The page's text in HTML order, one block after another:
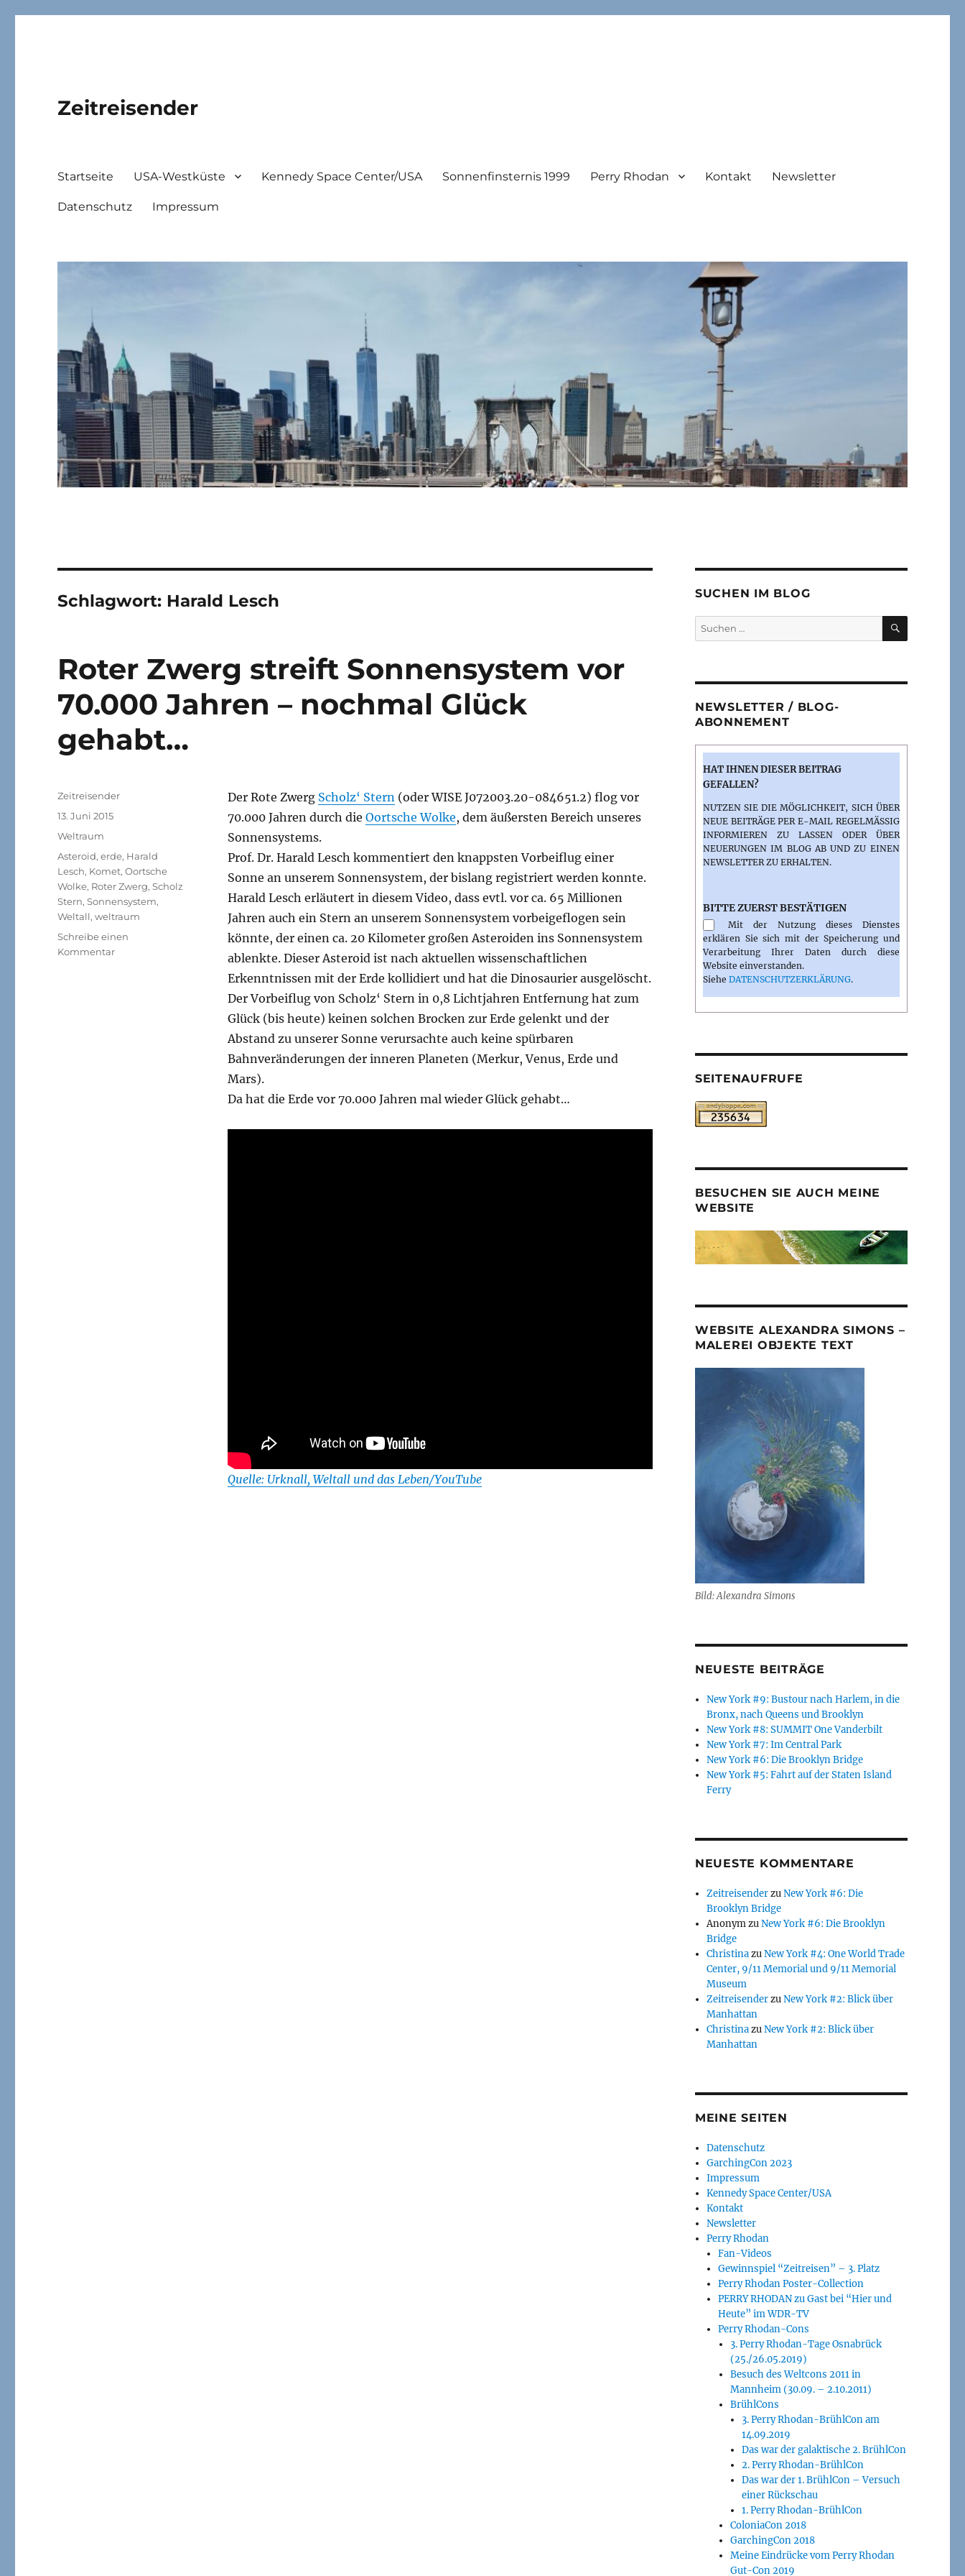
Zeitreisender
Startseite USA-Westküste Kennedy Space Center/USA Sonnenfinsternis 1999 Perry Rhodan Kontakt Newsletter
Datenschutz Impressum
Schlagwort: Harald Lesch
Roter Zwerg streift Sonnensystem vor
70.000 Jahren – nochmal Glück
gehabt…
Der Rote Zwerg Scholz‘ Stern (oder WISE J072003.20-084651.2) flog vor
70.000 Jahren durch die Oortsche Wolke, dem äußersten Bereich unseres
Sonnensystems.
Prof. Dr. Harald Lesch kommentiert den knappsten Vorbeiflug einer
Sonne an unserem Sonnensystem, der bislang registriert werden konnte.
Harald Lesch erläutert in diesem Video, dass evtl. vor ca. 65 Millionen
Jahren auch ein Stern an unserem Sonnensystem vorbeigeflogen sein
könnte, der einen ca. 20 Kilometer großen Asteroiden ins Sonnensystem
ablenkte. Dieser Asteroid ist nach aktuellen wissenschaftlichen
Erkenntnissen mit der Erde kollidiert und hat die Dinosaurier ausgelöscht.
Der Vorbeiflug von Scholz‘ Stern in 0,8 Lichtjahren Entfernung hat zum
Glück (bis heute) keinen solchen Brocken zur Erde gelenkt und der
Abstand zu unserer Sonne verursachte auch keine spürbaren
Bahnveränderungen der inneren Planeten (Merkur, Venus, Erde und
Mars).
Da hat die Erde vor 70.000 Jahren mal wieder Glück gehabt…
Quelle: Urknall, Weltall und das Leben/YouTube
Autor
Zeitreisender
Veröffentlicht
13. Juni 2015
Kategorien
Weltraum
Schlagwörter
Asteroid,erde, Harald
Lesch, Komet,Oortsche
Wolke, Roter Zwerg,Scholz
Stern,Sonnensystem,
Weltall,weltraum
Schreibe einen
Kommentarzu
SUCHEN IM BLOG
Suchen
nach:
SUCHEN
NEWSLETTER / BLOG-
ABONNEMENT
HAT IHNEN DIESER BEITRAG
GEFALLEN?
NUTZEN SIE DIE MÖGLICHKEIT, SICH ÜBER
NEUE BEITRÄGE PER E-MAIL REGELMÄSSIG I
NFORMIEREN ZU LASSEN ODER ÜBER N
EUERUNGEN IM BLOG AB UND ZU EINEN N
EWSLETTER ZU ERHALTEN.
BITTE ZUERST BESTÄTIGEN
Mit der Nutzung dieses Dienstes
erklären Sie sich mit der Speicherung und
Verarbeitung Ihrer Daten durch diese
Website einverstanden.
Siehe DATENSCHUTZERKLÄRUNG.
SEITENAUFRUFE
BESUCHEN SIE AUCH MEINE
WEBSITE
WEBSITE ALEXANDRA SIMONS –
MALEREI OBJEKTE TEXT
Bild: Alexandra Simons
NEUESTE BEITRÄGE
New York #9: Bustour nach Harlem, in die
Bronx, nach Queens und Brooklyn
New York #8: SUMMIT One Vanderbilt
New York #7: Im Central Park
New York #6: Die Brooklyn Bridge
New York #5: Fahrt auf der Staten Island
Ferry
NEUESTE KOMMENTARE
ZeitreisenderzuNew York #6: Die
Brooklyn Bridge
AnonymzuNew York #6: Die Brooklyn
Bridge
ChristinazuNew York #4: One World Trade
Center, 9/11 Memorial und 9/11 Memorial
Museum
ZeitreisenderzuNew York #2: Blick über
Manhattan
ChristinazuNew York #2: Blick über
Manhattan
MEINE SEITEN
Datenschutz
GarchingCon 2023
Impressum
Kennedy Space Center/USA
Kontakt
Newsletter
Perry Rhodan
Fan-Videos
Gewinnspiel “Zeitreisen” – 3. Platz
Perry Rhodan Poster-Collection
PERRY RHODAN zu Gast bei “Hier und
Heute” im WDR-TV
Perry Rhodan-Cons
3. Perry Rhodan-Tage Osnabrück
(25./26.05.2019)
Besuch des Weltcons 2011 in
Mannheim (30.09. – 2.10.2011)
BrühlCons
3. Perry Rhodan-BrühlCon am
14.09.2019
Das war der galaktische 2. BrühlCon
2. Perry Rhodan-BrühlCon
Das war der 1. BrühlCon – Versuch
einer Rückschau
1. Perry Rhodan-BrühlCon
ColoniaCon 2018
GarchingCon 2018
Meine Eindrücke vom Perry Rhodan
Gut-Con 2019